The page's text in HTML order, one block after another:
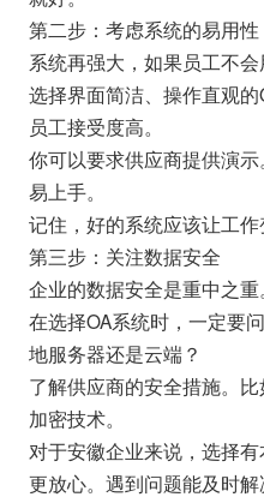
第二步：考虑系统的易用性
系统再强大，如果员工不会
选择界面简洁、操作直观的
员工接受度高。
你可以要求供应商提供演
易上手。
记住，好的系统应该让工作
第三步：关注数据安全
企业的数据安全是重中之重。
在选择OA系统时，一定要
地服务器还是云端？
了解供应商的安全措施。
加密技术。
对于安徽企业来说，选择
更放心。遇到问题能及时解